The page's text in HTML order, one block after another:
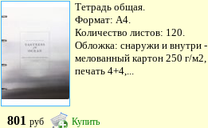
Тетрадь общая.
Формат: А4.
Количество листов: 120.
Обложка: снаружи и внутри -
мелованный картон 250 г/м2,
печать 4+4,...
801руб Купить